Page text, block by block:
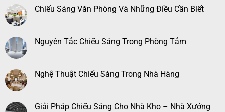
Chiếu Sáng Văn Phòng Và Những Điều Cần Biết
Nguyên Tắc Chiếu Sáng Trong Phòng Tắm
Nghệ Thuật Chiếu Sáng Trong Nhà Hàng
Giải Pháp Chiếu Sáng Cho Nhà Kho – Nhà Xưởng